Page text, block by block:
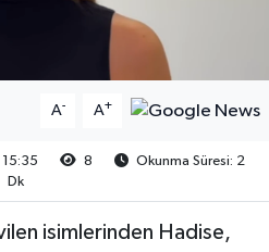
A- A+
8
Okunma Süresi: 2
Dk
isimlerinden Hadise,